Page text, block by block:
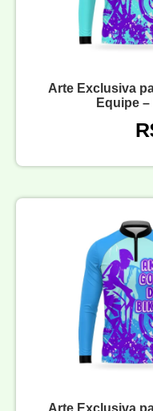
Arte Exclusiva
Equipe
Arte Exclusiva